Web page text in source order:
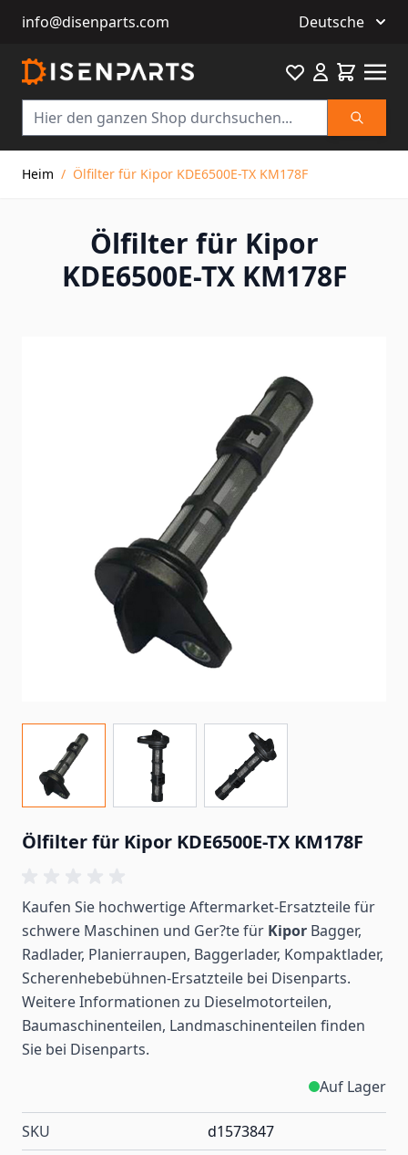
info@disenparts.com Deutsche
Suche
Favourite
Heim / Ölfilter für Kipor KDE6500E-TX KM178F
Ölfilter für Kipor
KDE6500E-TX KM178F
Ölfilter für Kipor KDE6500E-TX KM178F
Kaufen Sie hochwertige Aftermarket-Ersatzteile für
schwere Maschinen und Ger?te für Kipor Bagger,
Radlader, Planierraupen, Baggerlader, Kompaktlader,
Scherenhebebühnen-Ersatzteile bei Disenparts.
Weitere Informationen zu Dieselmotorteilen,
Baumaschinenteilen, Landmaschinenteilen finden
Sie bei Disenparts.
Auf Lager
SKU d1573847